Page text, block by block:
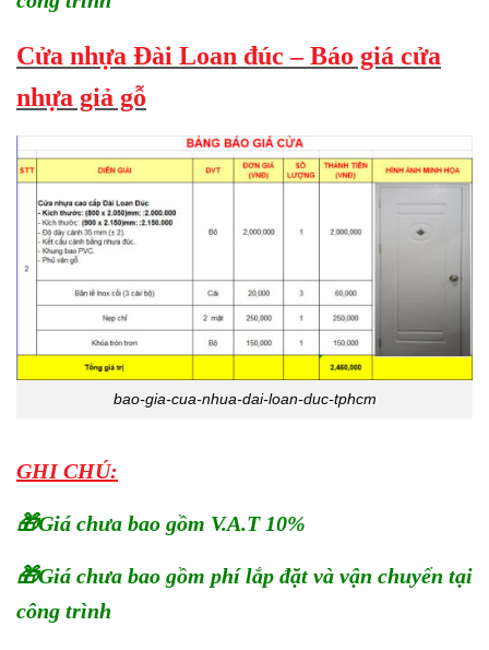
Cửa nhựa Đài Loan đúc –Báo giá cửa
nhựa giả gỗ
bao-gia-cua-nhua-dai-loan-duc-tphcm
GHI CHÚ:
🎁Giá chưa bao gồm V.A.T 10%
🎁Giá chưa bao gồm phí lắp đặt và vận chuyển tại
công trình